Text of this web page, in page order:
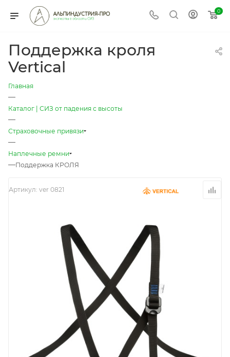
0
Поддержка кроля
Vertical
Главная
—
Каталог | СИЗ от падения с высоты
—
Страховочные привязи
—
Наплечные ремни
—Поддержка КРОЛЯ
Артикул: ver 0821